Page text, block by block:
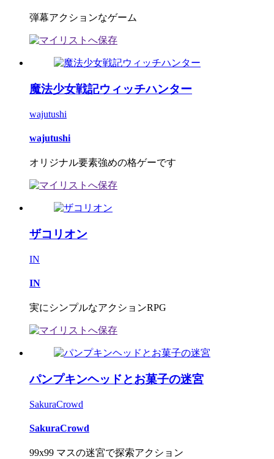
弾幕アクションなゲーム
魔法少女戦記ウィッチハンター
wajutushi
wajutushi
オリジナル要素強めの格ゲーです
ザコリオン
IN
IN
実にシンプルなアクションRPG
パンプキンヘッドとお菓子の迷宮
SakuraCrowd
SakuraCrowd
99x99 マスの迷宮で探索アクション